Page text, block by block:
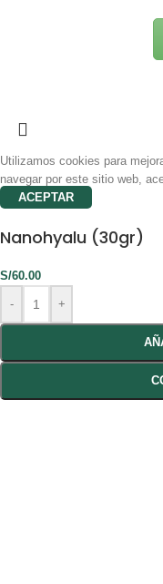
Utilizamos cookies para
navegar por este sitio web,
ACEPTAR
Nanohyalu (30gr)
S/60.00
- +